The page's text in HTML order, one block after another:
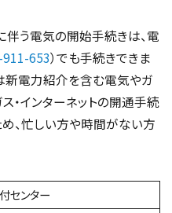
伴う電気の開始手続きは、電
653）でも手続きできま
新電力紹介を含む電気やガ
・インターネットの開通手続
、忙しい方や時間がない方
センター